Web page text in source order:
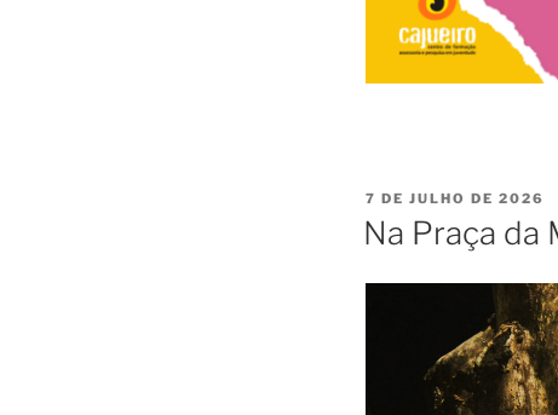
7 DE JULHO DE 2026
Na Praça da